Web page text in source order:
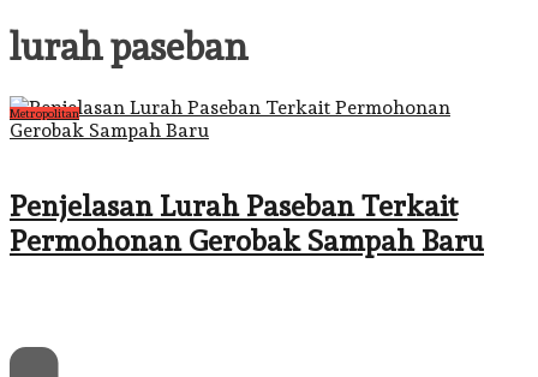
lurah paseban
Metropolitan
Penjelasan Lurah Paseban Terkait
Permohonan Gerobak Sampah Baru